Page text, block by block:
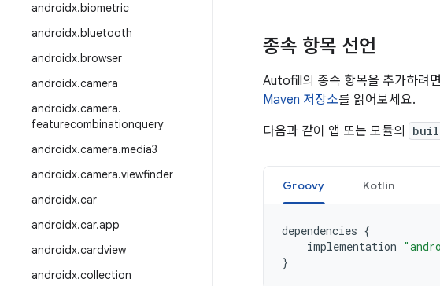
androidx.biometric
androidx.bluetooth
androidx.browser
androidx.camera
androidx.camera.
featurecombinationquery
androidx.camera.media3
androidx.camera.viewfinder
androidx.car
androidx.car.app
androidx.cardview
androidx.collection
종속 항목 선언
Autofill의 종속 항목을 추가하려
Maven 저장소를 읽어보세요.
다음과 같이 앱 또는 모듈의
Groovy Kotlin
dependencies {
implementation
}